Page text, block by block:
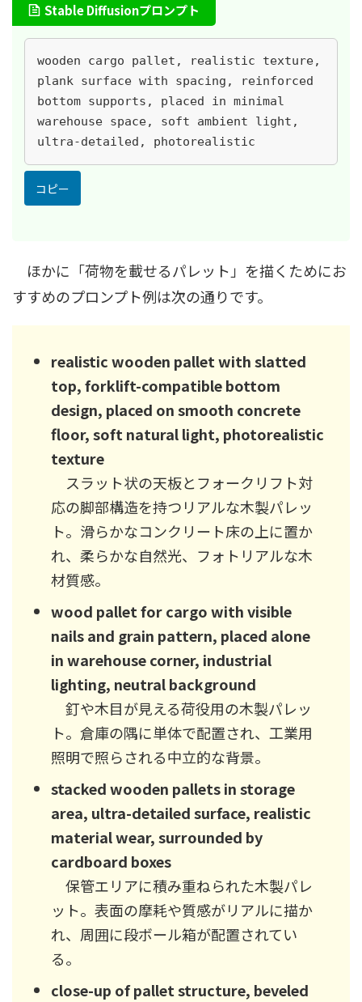
Stable Diffusionプロンプト
wooden cargo pallet, realistic texture,
plank surface with spacing, reinforced
bottom supports, placed in minimal
warehouse space, soft ambient light,
ultra-detailed, photorealistic
コピー
ほかに「荷物を載せるパレット」を描くためにお
すすめのプロンプト例は次の通りです。
realistic wooden pallet with slatted
top, forklift-compatible bottom
design, placed on smooth concrete
floor, soft natural light, photorealistic
texture
スラット状の天板とフォークリフト対
応の脚部構造を持つリアルな木製パレッ
ト。滑らかなコンクリート床の上に置か
れ、柔らかな自然光、フォトリアルな木
材質感。
wood pallet for cargo with visible
nails and grain pattern, placed alone
in warehouse corner, industrial
lighting, neutral background
釘や木目が見える荷役用の木製パレッ
ト。倉庫の隅に単体で配置され、工業用
照明で照らされる中立的な背景。
stacked wooden pallets in storage
area, ultra-detailed surface, realistic
material wear, surrounded by
cardboard boxes
保管エリアに積み重ねられた木製パレ
ット。表面の摩耗や質感がリアルに描か
れ、周囲に段ボール箱が配置されてい
る。
close-up of pallet structure, beveled